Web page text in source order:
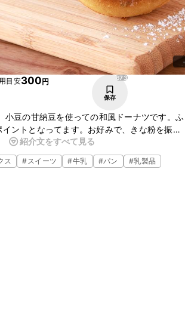
目安300円
673
保存
小豆の甘納豆を使っての和風ドーナツです。ふ
ントとなってます。お好みで、きな粉を振っ
く召し上がれますよ。ぜひ、お茶と合わせて
お過ごしください。
紹介文をすべて見る
ス #スイーツ #牛乳 #パン #乳製品